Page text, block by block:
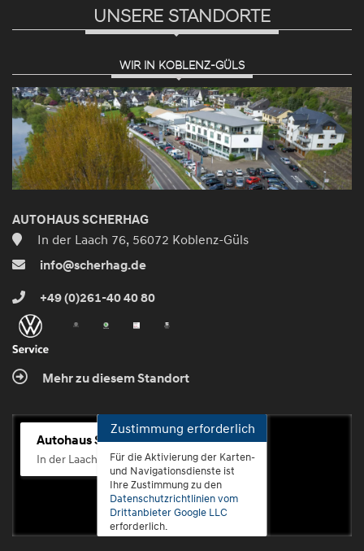
UNSERE STANDORTE
WIR IN KOBLENZ-GÜLS
AUTOHAUS SCHERHAG
In der Laach 76, 56072 Koblenz-Güls
info@scherhag.de
+49 (0)261-40 40 80
Mehr zu diesem Standort
Autohaus Scherhag
In der Laach 76, 56072 Koblenz-Güls
Zustimmung erforderlich
Für die Aktivierung der Karten-
und Navigationsdienste ist
Ihre Zustimmung zu den
Datenschutzrichtlinien vom
Drittanbieter Google LLC
erforderlich.